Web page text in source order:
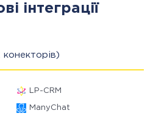
інтеграції
LP-CRM
ManyChat